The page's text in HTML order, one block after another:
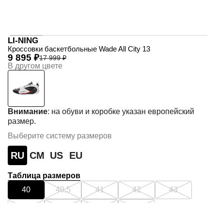
LI-NING
Кроссовки баскетбольные Wade All City 13
17 999 ₽
9 895 ₽
В другом цвете
Внимание: на обуви и коробке указан европейский
размер.
Выберите систему размеров
RU СМ US EU
Таблица размеров
40
40,5 41 42 43